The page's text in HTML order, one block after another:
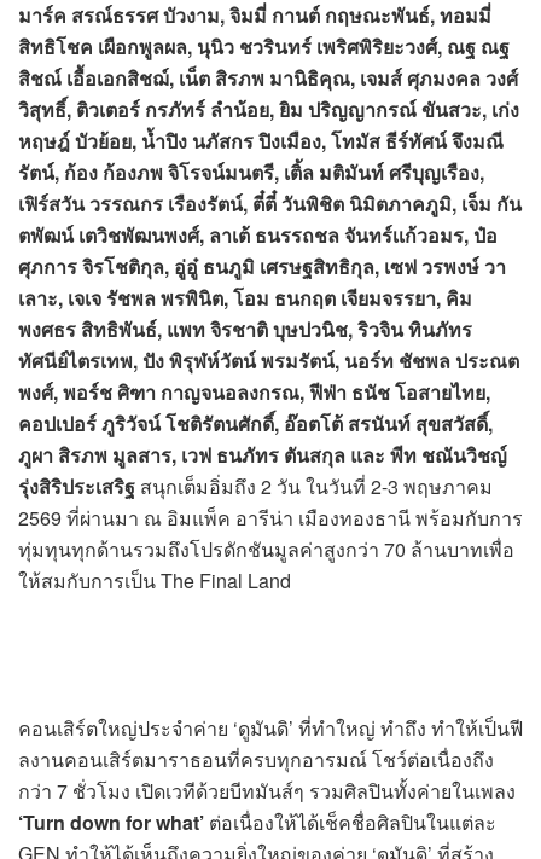
มาร์ค สรณ์ธรรศ บัวงาม, จิมมี่ กานต์ กฤษณะพันธ์, ทอมมี่
สิทธิโชค เผือกพูลผล, นุนิว ชวรินทร์ เพริศพิริยะวงศ์, ณฐ ณฐ
สิชณ์ เอื้อเอกสิชฌ์, เน็ต สิรภพ มานิธิคุณ, เจมส์ ศุภมงคล วงศ์
วิสุทธิ์, ติวเตอร์ กรภัทร์ ลำน้อย, ยิม ปริญญากรณ์ ขันสวะ, เก่ง
หฤษฎ์ บัวย้อย, น้ำปิง นภัสกร ปิงเมือง, โทมัส ธีร์ทัศน์ จึงมณี
รัตน์, ก้อง ก้องภพ จิโรจน์มนตรี, เติ้ล มติมันท์ ศรีบุญเรือง,
เฟิร์สวัน วรรณกร เรืองรัตน์, ตี๋ตี๋ วันพิชิต นิมิตภาคภูมิ, เจ็ม กัน
ตพัฒน์ เตวิชพัฒนพงศ์, ลาเต้ ธนรรถชล จันทร์เเก้วอมร, ป๋อ
ศุภการ จิรโชติกุล, อู่อู๋ ธนภูมิ เศรษฐสิทธิกุล, เซฟ วรพงษ์ วา
เลาะ, เจเจ รัชพล พรพินิต, โอม ธนกฤต เจียมจรรยา, คิม
พงศธร สิทธิพันธ์, แพท จิรชาติ บุษปวนิช, ริวจิน ทินภัทร
ทัศนีย์ไตรเทพ, ปัง พิรุฬห์วัตน์ พรมรัตน์, นอร์ท ชัชพล ประณต
พงศ์, พอร์ช ศิฑา กาญจนอลงกรณ, ฟีฟ่า ธนัช โอสายไทย,
คอปเปอร์ ภูริวัจน์ โชติรัตนศักดิ์, อ๊อตโต้ สรนันท์ สุขสวัสดิ์,
ภูผา สิรภพ มูลสาร, เวฟ ธนภัทร ตันสกุล และ พีท ชณันวิชญ์
รุ่งสิริประเสริฐ สนุกเต็มอิ่มถึง 2 วัน ในวันที่ 2-3 พฤษภาคม
2569 ที่ผ่านมา ณ อิมแพ็ค อารีน่า เมืองทองธานี พร้อมกับการ
ทุ่มทุนทุกด้านรวมถึงโปรดักชันมูลค่าสูงกว่า 70 ล้านบาทเพื่อ
ให้สมกับการเป็น The Final Land
คอนเสิร์ตใหญ่ประจำค่าย ‘ดูมันดิ’ ที่ทำใหญ่ ทำถึง ทำให้เป็นฟี
ลงานคอนเสิร์ตมาราธอนที่ครบทุกอารมณ์ โชว์ต่อเนื่องถึง
กว่า 7 ชั่วโมง เปิดเวทีด้วยบีทมันส์ๆ รวมศิลปินทั้งค่ายในเพลง
‘Turn down for what’ ต่อเนื่องให้ได้เช็คชื่อศิลปินในแต่ละ